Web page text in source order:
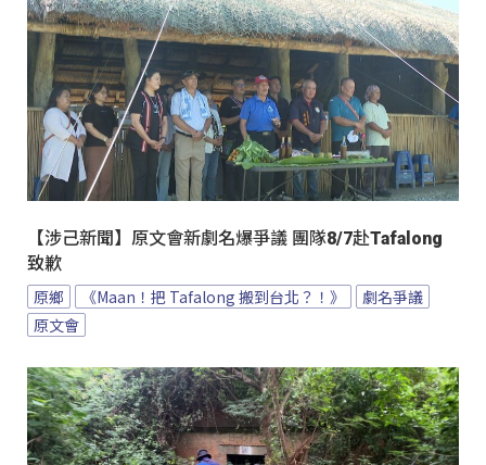
【涉己新聞】原文會新劇名爆爭議 團隊8/7赴Tafalong
致歉
原鄉 《Maan！把 Tafalong 搬到台北？！》
劇名爭議
原文會